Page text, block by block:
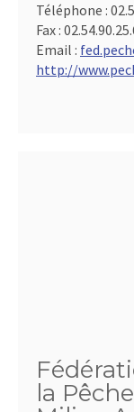
Téléphone :
Fax :
Email :
http://
la